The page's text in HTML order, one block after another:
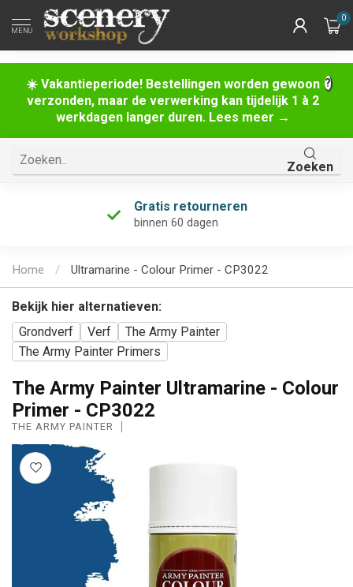
☀️ Vakantieperiode! Bestellingen worden gewoon
verzonden, maar de verwerking kan tijdelijk 1 à 2
werkdagen langer duren. Lees meer →
MENU
0
Zoeken
Gratis retourneren
binnen 60 dagen
Home / Ultramarine - Colour Primer - CP3022
Bekijk hier alternatieven:
Grondverf
Verf
The Army Painter
The Army Painter Primers
The Army Painter Ultramarine - Colour
Primer - CP3022
THE ARMY PAINTER